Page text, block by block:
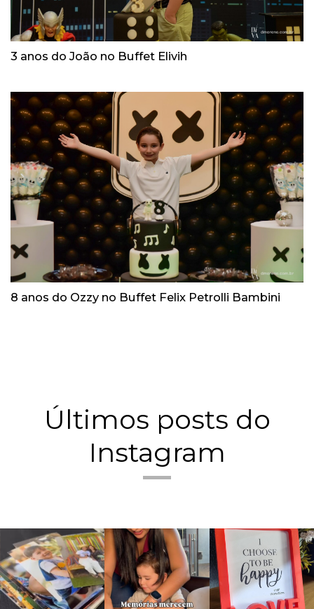
3 anos do João no Buffet Elivih
8 anos do Ozzy no Buffet Felix Petrolli Bambini
Últimos posts do
Instagram